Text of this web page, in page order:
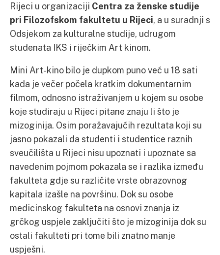
Rijeci u organizaciji Centra za ženske studije
pri Filozofskom fakultetu u Rijeci, a u suradnji s
Odsjekom za kulturalne studije, udrugom
studenata IKS i riječkim Art kinom.
Mini Art-kino bilo je dupkom puno već u 18 sati
kada je večer počela kratkim dokumentarnim
filmom, odnosno istraživanjem u kojem su osobe
koje studiraju u Rijeci pitane znaju li što je
mizoginija. Osim poražavajućih rezultata koji su
jasno pokazali da studenti i studentice raznih
sveučilišta u Rijeci nisu upoznati i upoznate sa
navedenim pojmom pokazala se i razlika između
fakulteta gdje su različite vrste obrazovnog
kapitala izašle na površinu. Dok su osobe
medicinskog fakulteta na osnovi znanja iz
grčkog uspjele zaključiti što je mizoginija dok su
ostali fakulteti pri tome bili znatno manje
uspješni.